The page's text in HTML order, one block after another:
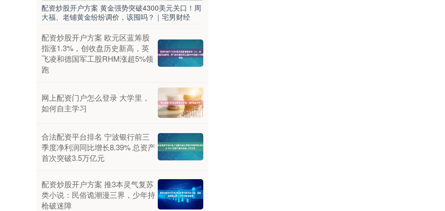
配资炒股开户方案 黄金强势突破4300美元关口！周
大福、老铺黄金纷纷调价，该囤吗？｜宅男财经
配资炒股开户方案 欧元区蓝筹股
指涨1.3%，创收盘历史新高，英
飞凌和德国军工股RHM涨超5%领
跑
网上配资门户怎么登录 大学里，
如何自主学习
合法配资平台排名 宁波银行前三
季度净利润同比增长8.39% 总资产
首次突破3.5万亿元
配资炒股开户方案 推3本灵气复苏
类小说：民俗诡潮漫三界，少年持
枪破迷障